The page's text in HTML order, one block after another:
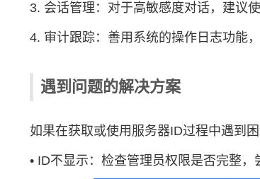
3. 会话管理：对于高敏感度对话，建议
4. 审计跟踪：善用系统的操作日志功能
遇到问题的解决方案
如果在获取或使用服务器ID过程中遇到
• ID不显示：检查管理员权限是否完整